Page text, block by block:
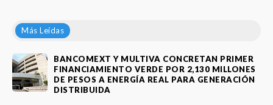
Más Leídas
BANCOMEXT Y MULTIVA CONCRETAN PRIMER
FINANCIAMIENTO VERDE POR 2,130 MILLONES
DE PESOS A ENERGÍA REAL PARA GENERACIÓN
DISTRIBUIDA